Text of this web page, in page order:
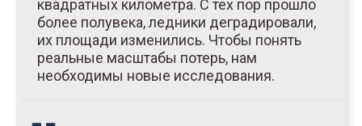
квадратных километра. С тех пор прошло
более полувека, ледники деградировали,
их площади изменились. Чтобы понять
реальные масштабы потерь, нам
необходимы новые исследования.